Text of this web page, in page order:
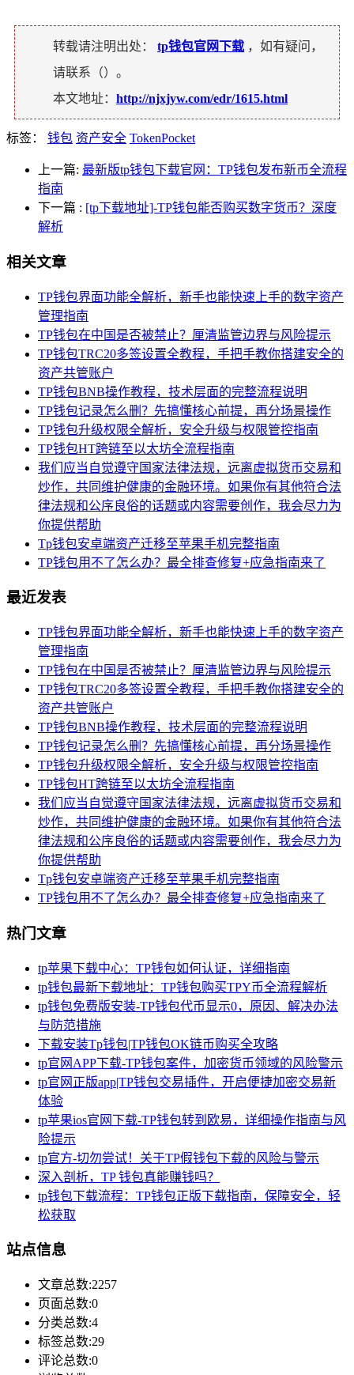
转载请注明出处： tp钱包官网下载 ，如有疑问，
请联系（）。
本文地址： http://njxjyw.com/edr/1615.html
标签： 钱包 资产安全 TokenPocket
上一篇: 最新版tp钱包下载官网：TP钱包发布新币全流程
指南
下一篇 : [tp下载地址]-TP钱包能否购买数字货币？深度
解析
相关文章
TP钱包界面功能全解析，新手也能快速上手的数字资产
管理指南
TP钱包在中国是否被禁止？厘清监管边界与风险提示
TP钱包TRC20多签设置全教程，手把手教你搭建安全的
资产共管账户
TP钱包BNB操作教程，技术层面的完整流程说明
TP钱包记录怎么删？先搞懂核心前提，再分场景操作
TP钱包升级权限全解析，安全升级与权限管控指南
TP钱包HT跨链至以太坊全流程指南
我们应当自觉遵守国家法律法规，远离虚拟货币交易和
炒作，共同维护健康的金融环境。如果你有其他符合法
律法规和公序良俗的话题或内容需要创作，我会尽力为
你提供帮助
Tp钱包安卓端资产迁移至苹果手机完整指南
TP钱包用不了怎么办？最全排查修复+应急指南来了
最近发表
TP钱包界面功能全解析，新手也能快速上手的数字资产
管理指南
TP钱包在中国是否被禁止？厘清监管边界与风险提示
TP钱包TRC20多签设置全教程，手把手教你搭建安全的
资产共管账户
TP钱包BNB操作教程，技术层面的完整流程说明
TP钱包记录怎么删？先搞懂核心前提，再分场景操作
TP钱包升级权限全解析，安全升级与权限管控指南
TP钱包HT跨链至以太坊全流程指南
我们应当自觉遵守国家法律法规，远离虚拟货币交易和
炒作，共同维护健康的金融环境。如果你有其他符合法
律法规和公序良俗的话题或内容需要创作，我会尽力为
你提供帮助
Tp钱包安卓端资产迁移至苹果手机完整指南
TP钱包用不了怎么办？最全排查修复+应急指南来了
热门文章
tp苹果下载中心：TP钱包如何认证，详细指南
tp钱包最新下载地址：TP钱包购买TPY币全流程解析
tp钱包免费版安装-TP钱包代币显示0，原因、解决办法
与防范措施
下载安装Tp钱包|TP钱包OK链币购买全攻略
tp官网APP下载-TP钱包案件，加密货币领域的风险警示
tp官网正版app|TP钱包交易插件，开启便捷加密交易新
体验
tp苹果ios官网下载-TP钱包转到欧易，详细操作指南与风
险提示
tp官方-切勿尝试！关于TP假钱包下载的风险与警示
深入剖析，TP 钱包真能赚钱吗？
tp钱包下载流程：TP钱包正版下载指南，保障安全，轻
松获取
站点信息
文章总数:2257
页面总数:0
分类总数:4
标签总数:29
评论总数:0